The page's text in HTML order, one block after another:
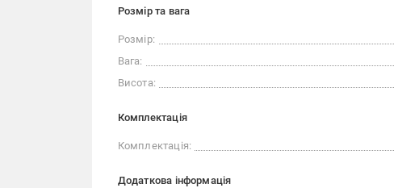
Розмір та вага
Розмір:
Вага:
Висота:
Комплектація
Комплектація:
Додаткова інформація